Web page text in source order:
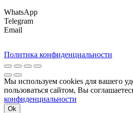
WhatsApp
Telegram
Email
Политика конфиденциальности
Мы используем cookies для вашего
пользоваться сайтом, Вы
конфиденциальности
Ok